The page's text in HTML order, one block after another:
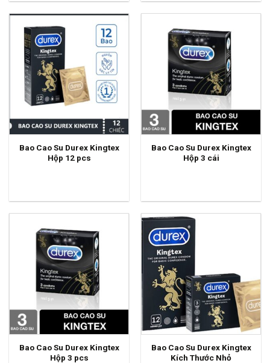
Bao Cao Su Durex Kingtex
Hộp 12 pcs
Bao Cao Su Durex Kingtex
Hộp 3 cái
Bao Cao Su Durex Kingtex
Hộp 3 pcs
Bao Cao Su Durex Kingtex
Kích Thước Nhỏ